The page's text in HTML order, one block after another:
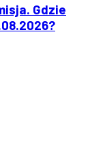
Gdzie